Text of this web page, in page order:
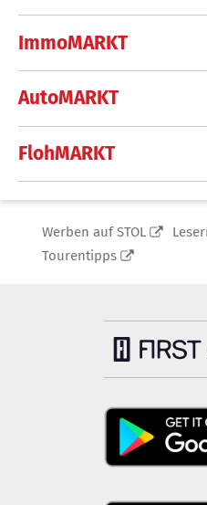
ImmoMARKT
AutoMARKT
FlohMARKT
Werben auf STOL
Tourentipps